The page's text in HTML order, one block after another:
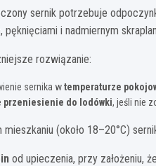
sernik potrzebuje
pęknięciami i nadmiernym
rozwiązanie:
sernika wtemperaturze
przeniesienie do lodówki, jeśli nie
mieszkaniu (około 18–20°C)
od upieczenia, przy założeniu,